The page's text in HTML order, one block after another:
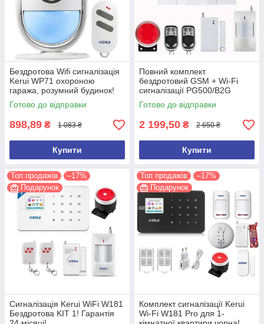
Бездротова Wifi сигналізація
Kerui WP71 охороною
гаража, розумний будинок!
Гарантія 24 місяці!
Готово до відправки
898,89 ₴ 1 083 ₴
Купити
Повний комплект
бездротовий GSM + Wi-Fi
сигналізації PG500/B2G
Акція! Гарантія 24 місяці!
(версія 2026 року)
Готово до відправки
2 199,50 ₴ 2 650 ₴
Купити
Топ продажів
–17%
Подарунок
Сигналізація Kerui WiFi W181
Бездротова KIT 1! Гарантія
Топ продажів
–17%
Подарунок
Комплект сигналізації Kerui
Wi-Fi W181 Pro для 1-